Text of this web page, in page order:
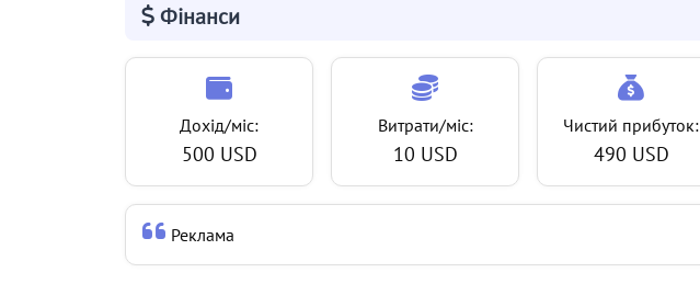
Фінанси
Дохід/міс:
500 USD
Витрати/міс:
10 USD
Чистий прибуток:
490 USD
Реклама